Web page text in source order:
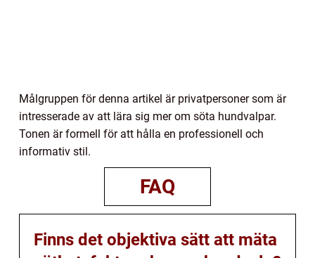
Målgruppen för denna artikel är privatpersoner som är
intresserade av att lära sig mer om söta hundvalpar.
Tonen är formell för att hålla en professionell och
informativ stil.
FAQ
Finns det objektiva sätt att mäta